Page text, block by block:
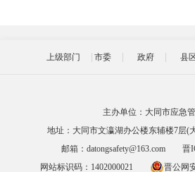
上级部门 市委 政府 县
主办单位：大同市应急
地址：大同市文瀛湖办公楼东辅楼7层(
邮箱：datongsafety@163.com
晋
网站标识码：1402000021
晋公网